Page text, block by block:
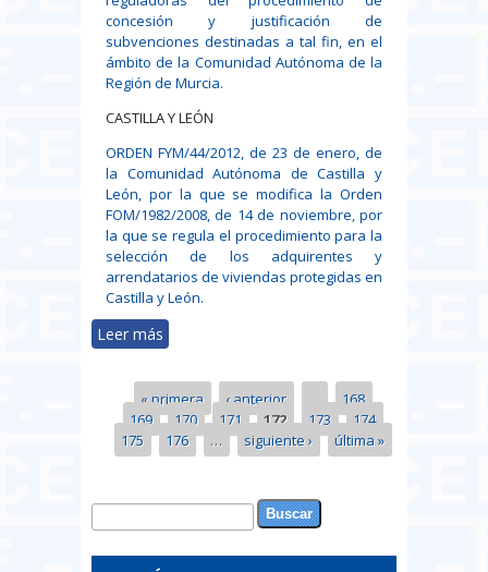
concesión y justificación de
subvenciones destinadas a tal fin, en el
ámbito de la Comunidad Autónoma de la
Región de Murcia.
CASTILLA Y LEÓN
ORDEN FYM/44/2012, de 23 de enero, de
la Comunidad Autónoma de Castilla y
León, por la que se modifica la Orden
FOM/1982/2008, de 14 de noviembre, por
la que se regula el procedimiento para la
selección de los adquirentes y
arrendatarios de viviendas protegidas en
Castilla y León.
Leer más
Comunidades Autónomas
Páginas
« primera ‹ anterior
168
169
170 171 172 173
174
175
176 … siguiente › última »
Formulario de búsqueda
Buscar